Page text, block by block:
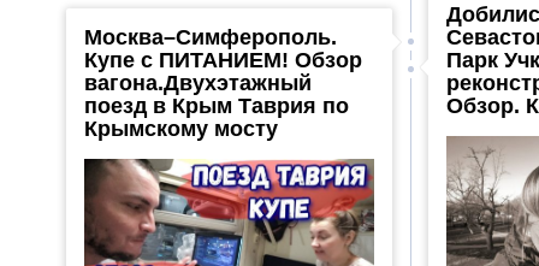
Парк
Обзор.
Москва–Симферополь.
Купе с ПИТАНИЕМ! Обзор
вагона.Двухэтажный
поезд в Крым Таврия по
Крымскому мосту